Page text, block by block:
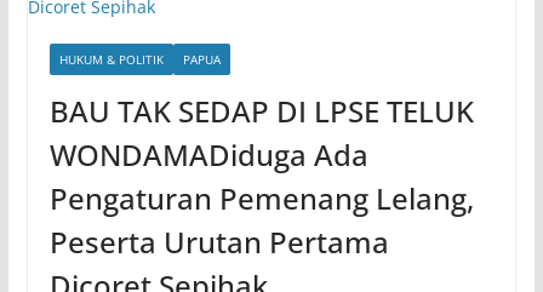
HUKUM & POLITIK PAPUA
BAU TAK SEDAP DI LPSE TELUK
WONDAMADiduga Ada
Pengaturan Pemenang Lelang,
Peserta Urutan Pertama